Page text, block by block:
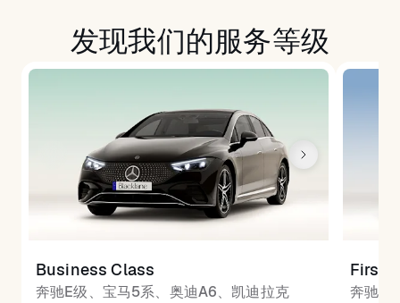
发现我们的服务等级
Business Class
奔驰E级、宝马5系、奥迪A6、凯迪拉克
First
奔驰S